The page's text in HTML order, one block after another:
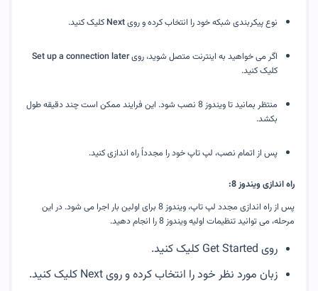
نوع پیکربندی شبکه خود را انتخاب کرده و روی Next کلیک کنید.
اگر می خواهید به اینترنت متصل شوید، روی Set up a connection later
کلیک کنید.
بکشد.
پس از اتمام نصب، لپ تاپ خود را مجدداً راه اندازی کنید.
راه اندازی ویندوز 8:
پس از راه اندازی مجدد لپ تاپ، ویندوز 8 برای اولین بار اجرا می شود. در این
مرحله، می توانید تنظیمات اولیه ویندوز 8 را انجام دهید.
روی Get Started کلیک کنید.
زبان مورد نظر خود را انتخاب کرده و روی Next کلیک کنید.